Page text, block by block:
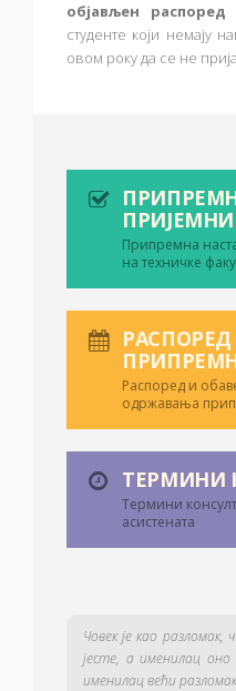
објављен
студенте који немају
овом року да се не
Припремна
на техничке
Распоред и
одржавања
ТЕРМИНИ
Термини
асистената
Човек је као
јесте, а именилац
именилац већи